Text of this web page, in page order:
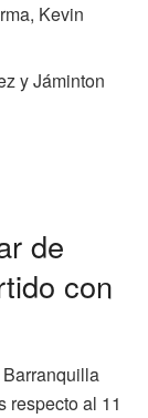
Kevin
y Jáminton
de
con
respecto al 11